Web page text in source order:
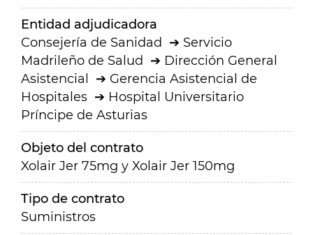
Entidad adjudicadora
Consejería de Sanidad
Servicio
Madrileño de Salud
Dirección General
Asistencial
Gerencia Asistencial de
Hospitales
Hospital Universitario
Príncipe de Asturias
Objeto del contrato
Xolair Jer 75mg y Xolair Jer 150mg
Tipo de contrato
Suministros